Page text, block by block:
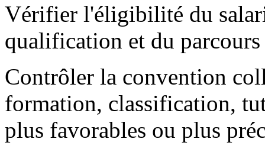
Vérifier l'éligibilité du
qualification et du
Contrôler la convention
formation, classification,
plus favorables ou plus